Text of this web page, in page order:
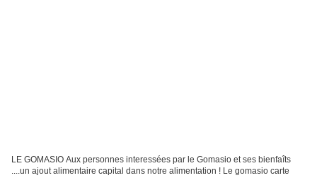
LE GOMASIO Aux personnes interessées par le Gomasio et ses bienfaîts
....un ajout alimentaire capital dans notre alimentation ! Le gomasio carte